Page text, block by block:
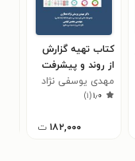
کتاب تهیه گزارش
از روند و پیشرفت
پروژه
مهدی یوسفی نژاد
عطاری
۱٫۰(۱)
۱۸۲,۰۰۰ ت